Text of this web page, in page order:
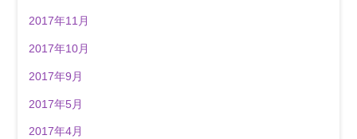
2017年11月
2017年10月
2017年9月
2017年5月
2017年4月